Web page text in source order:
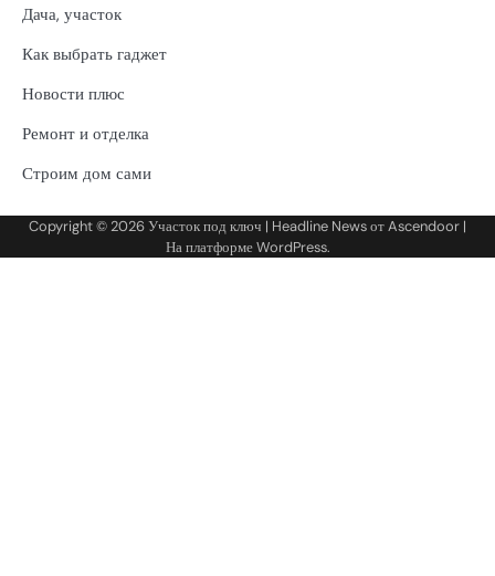
Дача, участок
Как выбрать гаджет
Новости плюс
Ремонт и отделка
Строим дом сами
Copyright © 2026Участок под ключ | Headline News отAscendoor |
На платформеWordPress.